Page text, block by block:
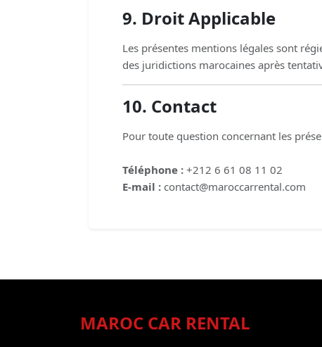
9. Droit Applicable
Les présentes mentions légales sont
des juridictions marocaines après
10. Contact
Pour toute question concernant les
Téléphone : +212 6 61 08 11 02
E-mail : contact@maroccarrental.com
MAROC CAR RENTAL